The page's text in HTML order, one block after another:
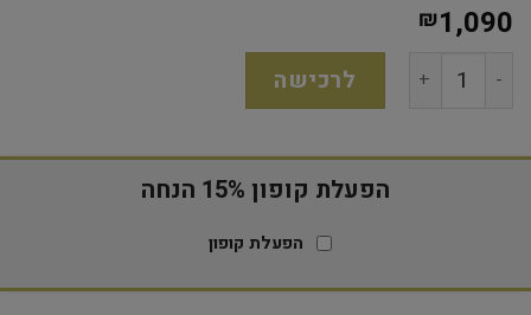
₪1,090
לרכישה
הפעלת קופון 15% הנחה
הפעלת קופון